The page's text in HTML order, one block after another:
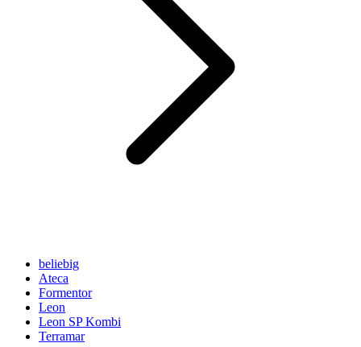
beliebig
Ateca
Formentor
Leon
Leon SP Kombi
Terramar